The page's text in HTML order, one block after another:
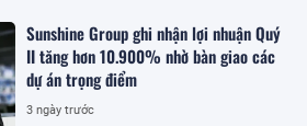
Sunshine Group ghi nhận lợi nhuận Quý
II tăng hơn 10.900% nhờ bàn giao các
dự án trọng điểm
3 ngày trước